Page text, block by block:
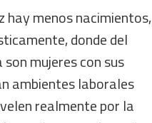
hay menos nacimientos,
donde del
mujeres con sus
ambientes laborales
realmente por la